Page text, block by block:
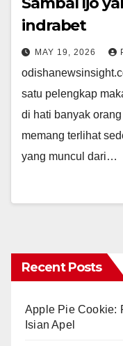
indrabet
MAY 19, 2026
satu pelengkap
di hati banyak
memang terlihat
yang muncul dari…
Recent Posts
Apple Pie Cookie:
Isian Apel